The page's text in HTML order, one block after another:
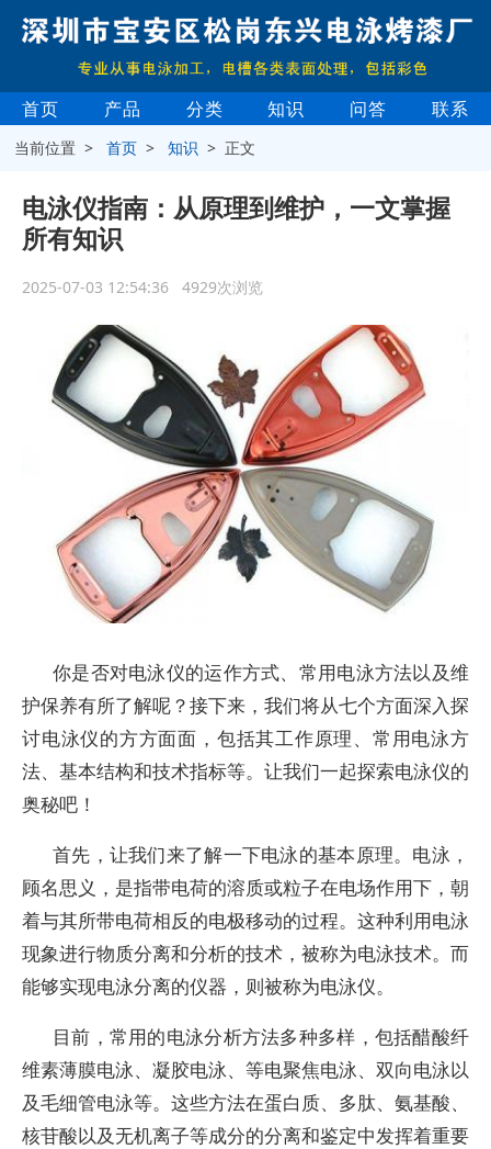
首页 产品 分类 知识 问答 联系
当前位置 >首页 >知识 > 正文
电泳仪指南：从原理到维护，一文掌握
所有知识
2025-07-03 12:54:36 4929次浏览
你是否对电泳仪的运作方式、常用电泳方法以及维
护保养有所了解呢？接下来，我们将从七个方面深入探
讨电泳仪的方方面面，包括其工作原理、常用电泳方
法、基本结构和技术指标等。让我们一起探索电泳仪的
奥秘吧！
首先，让我们来了解一下电泳的基本原理。电泳，
顾名思义，是指带电荷的溶质或粒子在电场作用下，朝
着与其所带电荷相反的电极移动的过程。这种利用电泳
现象进行物质分离和分析的技术，被称为电泳技术。而
能够实现电泳分离的仪器，则被称为电泳仪。
目前，常用的电泳分析方法多种多样，包括醋酸纤
维素薄膜电泳、凝胶电泳、等电聚焦电泳、双向电泳以
及毛细管电泳等。这些方法在蛋白质、多肽、氨基酸、
核苷酸以及无机离子等成分的分离和鉴定中发挥着重要